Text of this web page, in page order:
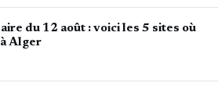
du 12 août : voici les 5 sites où
Alger